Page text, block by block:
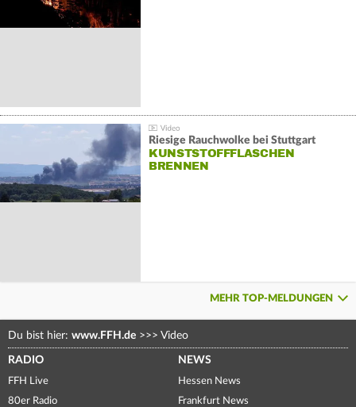
Riesige Rauchwolke bei Stuttgart
KUNSTSTOFFFLASCHEN
BRENNEN
MEHR TOP-MELDUNGEN
Du bist hier: www.FFH.de >>> Video
RADIO
FFH Live
80er Radio
NEWS
Hessen News
Frankfurt News